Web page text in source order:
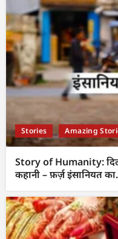
Stories Amazing
Story of Humanity:
कहानी – फ़र्ज़ इंसानियत का.